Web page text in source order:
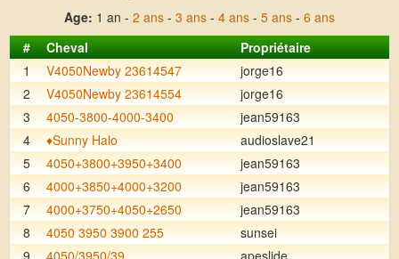
Age: 1 an - 2 ans - 3 ans - 4 ans - 5 ans - 6 ans
#
Cheval
Propriétaire
1
V4050Newby 23614547 jorge16
2
V4050Newby 23614554 jorge16
3
4050-3800-4000-3400 jean59163
4
♦️Sunny Halo audioslave21
5
4050+3800+3950+3400 jean59163
6
4000+3850+4000+3200 jean59163
7
4000+3750+4050+2650 jean59163
8
4050 3950 3900 255
sunsei
9
4050/3950/39.
apeslide